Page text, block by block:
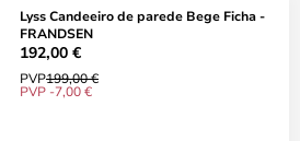
Lyss Candeeiro de parede Bege Ficha -
FRANDSEN
192,00 €
PVP199,00 €
PVP -7,00 €